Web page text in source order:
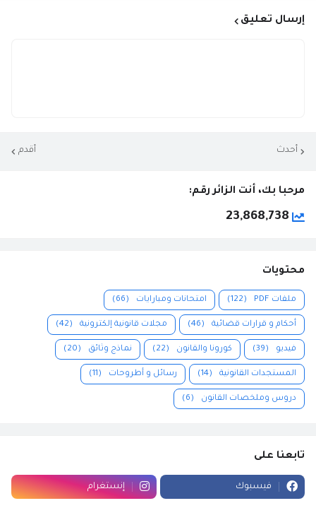
إرسال تعليق
أحدث أقدم
مرحبا بك، أنت الزائر رقم:
23,868,738
محتويات
ملفات PDF (122) امتحانات ومبارايات (66)
أحكام و قرارات قضائية (46) مجلات قانونية إلكترونية (42)
فيديو (39) كورونا والقانون (22) نماذج وثائق (20)
المستجدات القانونية (14) رسائل و أطروحات (11)
دروس وملخصات القانون (6)
تابعنا على
فيسبوك إنستغرام